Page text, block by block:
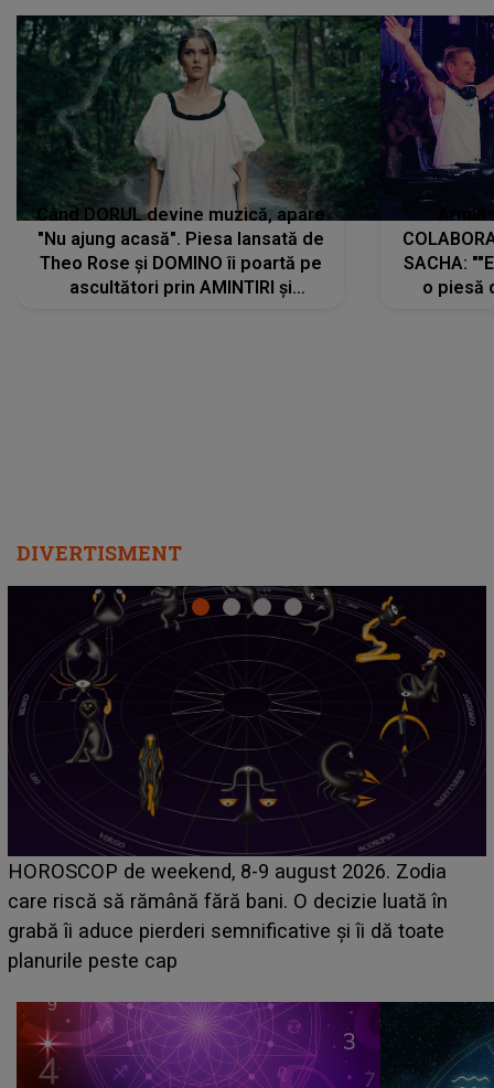
Când DORUL devine muzică, apare
"Nu ajung acasă". Piesa lansată de
Theo Rose și DOMINO îi poartă pe
ascultători prin AMINTIRI și
SACHA:
o piesă
DIVERTISMENT
Emanuel a ținut ACEST DETALIU ASCUNS până
acum! În fața Alexandrei, concurentul din Casa Iubirii
face o MĂRTURISIRE NEAȘTEPTATĂ despre mama
sa: "I-am spus și ei în față, eu nu te iubesc pentru